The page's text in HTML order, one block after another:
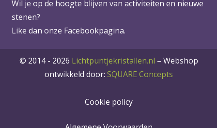
Wil je op de hoogte blijven van activiteiten en nieuwe
stenen?
Like dan onze Facebookpagina.
© 2014 - 2026 Lichtpuntjekristallen.nl – Webshop
ontwikkeld door: SQUARE Concepts
Cookie policy